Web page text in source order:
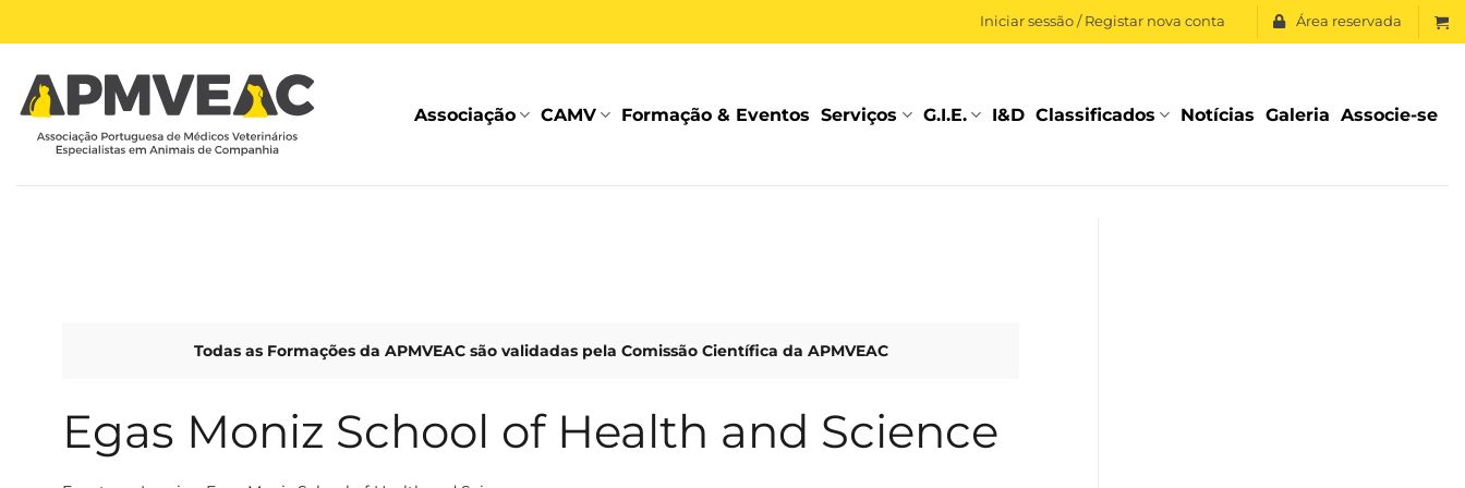
to
Iniciar sessão / Registar nova conta Área reservada
Associação CAMV Formação & Eventos Serviços G.I.E. I&D Classificados Notícias Galeria Associe-se
Todas as Formações da APMVEAC são validadas pela Comissão Científica da APMVEAC
Egas Moniz School of Health and Science